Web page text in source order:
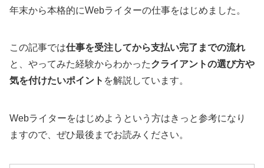
年末から本格的にWebライターの仕事をはじめました。
この記事では仕事を受注してから支払い完了までの流れ
と、やってみた経験からわかったクライアントの選び方や
気を付けたいポイント を解説しています。
Webライターをはじめようという方はきっと参考になり
ますので、ぜひ最後までお読みください。